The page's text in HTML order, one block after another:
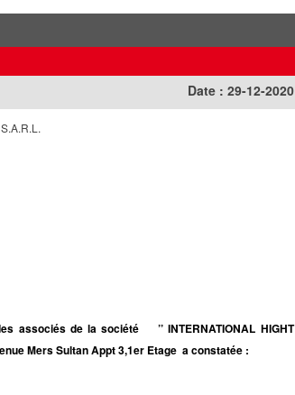
Date : 29-12-2020
associés de la société ’’ INTERNATIONAL HIGHT
Mers Sultan Appt 3,1er Etage a constatée :